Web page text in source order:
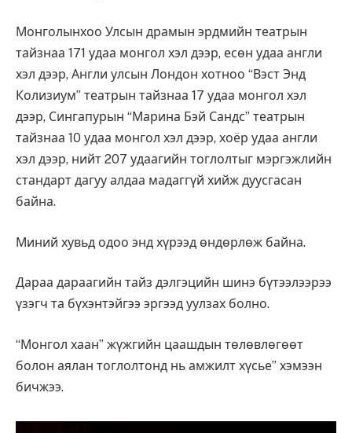
Монголынхоо Улсын драмын эрдмийн театрын
тайзнаа 171 удаа монгол хэл дээр, есөн удаа англи
хэл дээр, Англи улсын Лондон хотноо “Вэст Энд
Колизиум” театрын тайзнаа 17 удаа монгол хэл
дээр, Сингапурын “Марина Бэй Сандс” театрын
тайзнаа 10 удаа монгол хэл дээр, хоёр удаа англи
хэл дээр, нийт 207 удаагийн тоглолтыг мэргэжлийн
стандарт дагуу алдаа мадаггүй хийж дуусгасан
байна.
Миний хувьд одоо энд хүрээд өндөрлөж байна.
Дараа дараагийн тайз дэлгэцийн шинэ бүтээлээрээ
үзэгч та бүхэнтэйгээ эргээд уулзах болно.
“Монгол хаан” жүжгийн цаашдын төлөвлөгөөт
болон аялан тоглолтонд нь амжилт хүсье” хэмээн
бичжээ.